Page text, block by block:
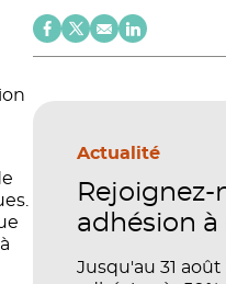
Actualité
Rejoignez-
adhésion à
Jusqu'au 31